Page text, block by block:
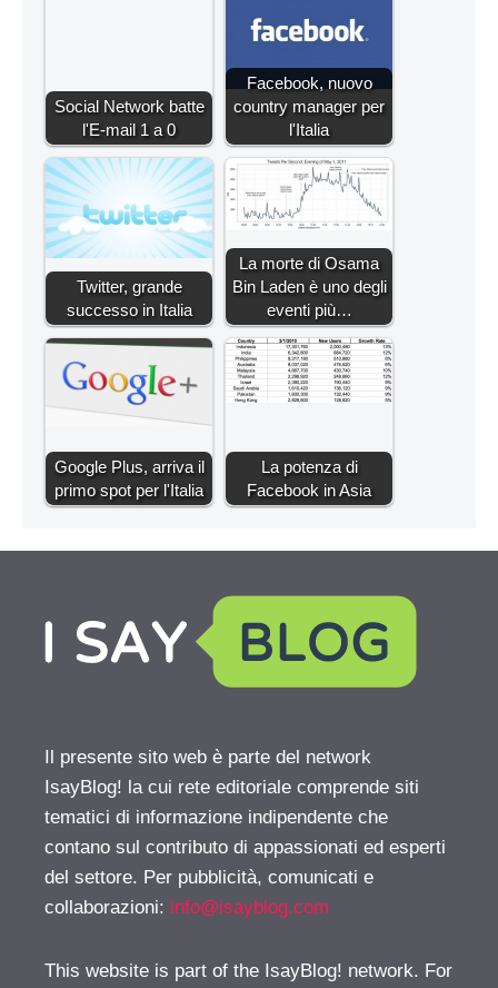
Social Network batte
l'E-mail 1 a 0
Facebook, nuovo
country manager per
l'Italia
Twitter, grande
successo in Italia
La morte di Osama
Bin Laden è uno degli
eventi più…
Google Plus, arriva il
primo spot per l'Italia
La potenza di
Facebook in Asia
Il presente sito web è parte del network
IsayBlog! la cui rete editoriale comprende siti
tematici di informazione indipendente che
contano sul contributo di appassionati ed esperti
del settore. Per pubblicità, comunicati e
collaborazioni: info@isayblog.com
This website is part of the IsayBlog! network. For